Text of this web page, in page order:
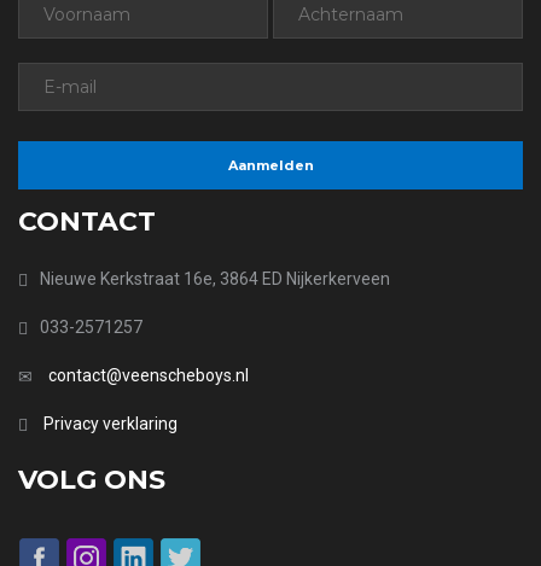
CONTACT
Nieuwe Kerkstraat 16e, 3864 ED Nijkerkerveen
033-2571257
contact@veenscheboys.nl
Privacy verklaring
VOLG ONS